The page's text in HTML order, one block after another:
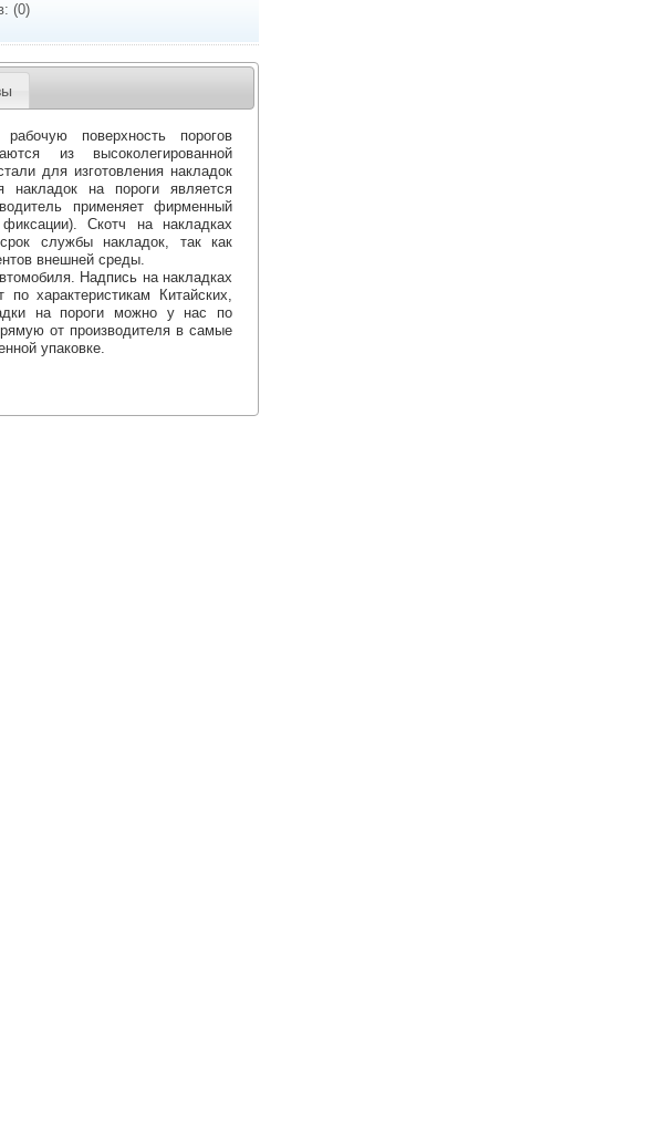
(0)
поверхность порогов
из высоколегированной
для изготовления накладок
на пороги является
применяет фирменный
Скотч на накладках
службы накладок, так как
внешней среды.
Надпись на накладках
характеристикам Китайских,
на пороги можно у нас по
от производителя в самые
упаковке.